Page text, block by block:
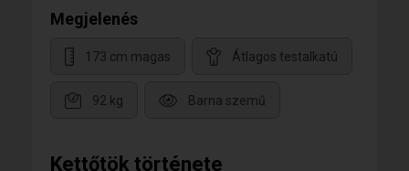
Kettőtök története
Megjelenés
173 cm magas Átlagos testalkatú
92 kg Barna szemű